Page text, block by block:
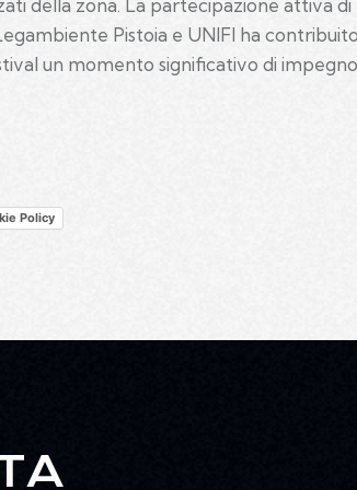
Pistoia e UNIFI ha
un momento significativo di
Policy